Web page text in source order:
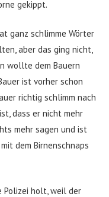
gekippt.
ganz schlimme Wörter
aber das ging nicht,
wollte dem Bauern
ist vorher schon
richtig schlimm nach
dass er nicht mehr
mehr sagen und ist
dem Birnenschnaps
Polizei holt, weil der